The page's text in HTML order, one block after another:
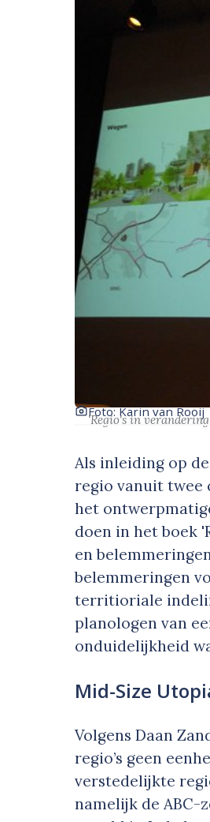
Foto: Karin van Rooij
‘Regio's in
Als inleiding op
regio vanuit twee
het
doen in het boek
en
belemmeringen
territioriale
planologen van
onduidelijkheid
Mid-Size
Volgens Daan
regio’s geen
verstedelijkte
namelijk de ABC-